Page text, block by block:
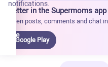
Better in the Supermoms app
Open posts, comments and chat
Google Play
notifications.